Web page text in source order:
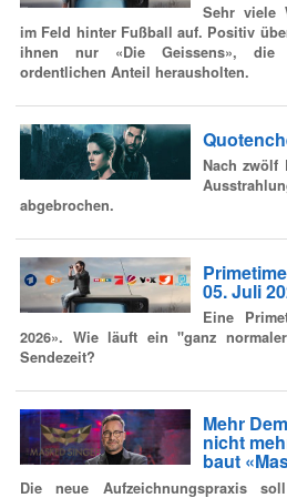
Sehr viele
im Feld hinter Fußball auf. Positiv
ihnen nur «Die Geissens», die
ordentlichen Anteil herausholten.
Nach zwölf
abgebrochen.
05. Juli
Eine
2026». Wie läuft ein "ganz
Sendezeit?
Mehr
nicht
baut
Die neue Aufzeichnungspraxis